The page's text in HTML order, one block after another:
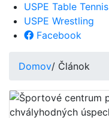
USPE Table Tennis
USPE Wrestling
Facebook
Domov/ Článok